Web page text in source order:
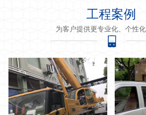
工程案例
为客户提供更专业化、个性